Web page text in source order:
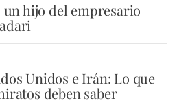
un hijo del empresario
Unidos e Irán: Lo que
deben saber